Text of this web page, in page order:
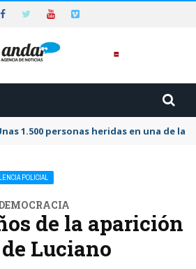
1.500 personas heridas en una de
POLICIAL
de la aparición
Luciano